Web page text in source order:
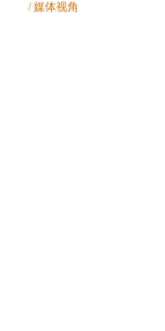
/ 媒体视角